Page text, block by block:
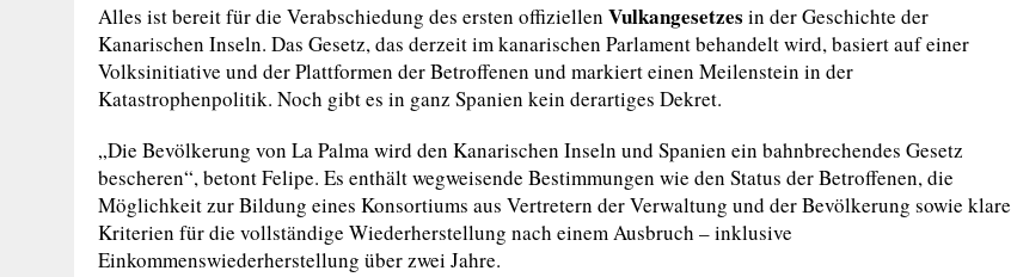
Alles ist bereit für die Verabschiedung des ersten offiziellen Vulkangesetzes in der Geschichte der
Kanarischen Inseln. Das Gesetz, das derzeit im kanarischen Parlament behandelt wird, basiert auf einer
Volksinitiative und der Plattformen der Betroffenen und markiert einen Meilenstein in der
Katastrophenpolitik. Noch gibt es in ganz Spanien kein derartiges Dekret.
„Die Bevölkerung von La Palma wird den Kanarischen Inseln und Spanien ein bahnbrechendes Gesetz
bescheren“, betont Felipe. Es enthält wegweisende Bestimmungen wie den Status der Betroffenen, die
Möglichkeit zur Bildung eines Konsortiums aus Vertretern der Verwaltung und der Bevölkerung sowie klare
Kriterien für die vollständige Wiederherstellung nach einem Ausbruch – inklusive
Einkommenswiederherstellung über zwei Jahre.